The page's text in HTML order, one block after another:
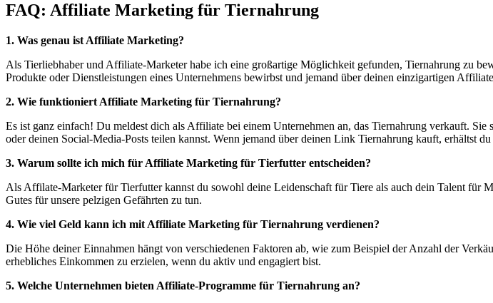
FAQ: Affiliate Marketing für Tiernahrung
1. Was genau ist Affiliate Marketing?
Als Tierliebhaber und Affiliate-Marketer habe ich eine großartige Möglichkeit gefunden, Tiernahrung zu
Produkte oder Dienstleistungen eines Unternehmens bewirbst und jemand über deinen einzigartigen
2. Wie funktioniert Affiliate Marketing für Tiernahrung?
Es ist ganz einfach! Du meldest dich als Affiliate bei einem Unternehmen an, das Tiernahrung verkauft.
oder deinen Social-Media-Posts teilen kannst. Wenn jemand über deinen Link Tiernahrung kauft, erhältst
3. Warum sollte ich mich für Affiliate Marketing für Tierfutter entscheiden?
Als Affilate-Marketer für Tierfutter kannst du sowohl deine Leidenschaft für Tiere als auch dein Talent für
Gutes für unsere pelzigen Gefährten zu tun.
4. Wie viel Geld kann ich mit Affiliate Marketing für Tiernahrung verdienen?
Die Höhe deiner Einnahmen hängt von verschiedenen Faktoren ab, wie zum Beispiel der Anzahl der
erhebliches Einkommen zu erzielen, wenn du aktiv und engagiert bist.
5. Welche Unternehmen bieten Affiliate-Programme für Tiernahrung an?